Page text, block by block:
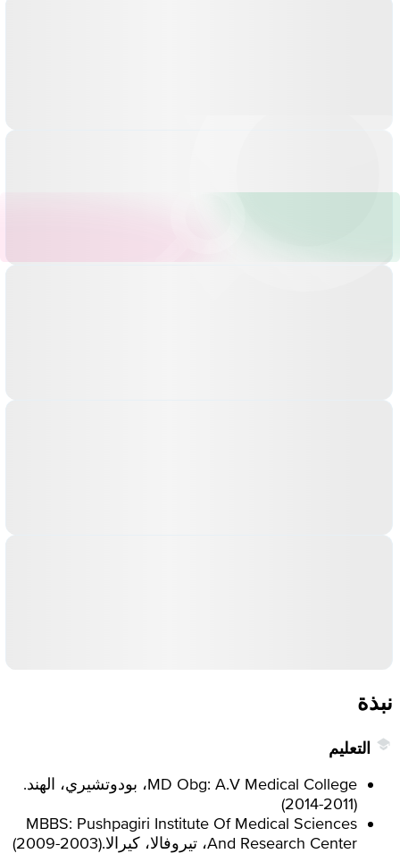
نبذة
التعليم
MD Obg: A.V Medical College، بودوتشيري، الهند.
(
2011-2014
)
MBBS: Pushpagiri Institute Of Medical Sciences
And Research Center، تيروفالا، كيرالا.
(
2003-2009
)